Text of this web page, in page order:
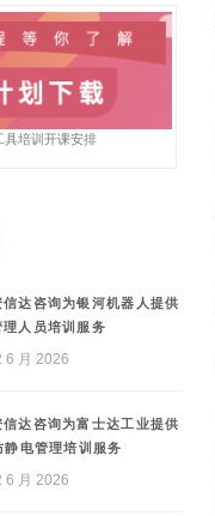
具培训开课安排
信达咨询为银河机器人提供
理人员培训服务
6 月 2026
信达咨询为富士达工业提供
静电管理培训服务
6 月 2026